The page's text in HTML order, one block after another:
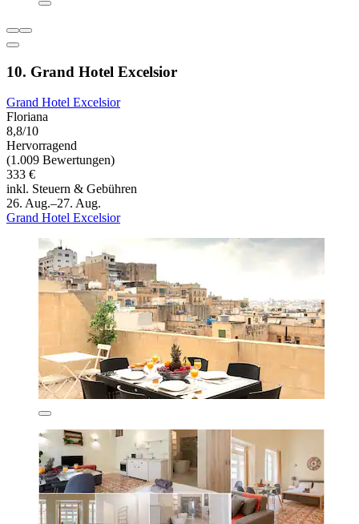
10. Grand Hotel Excelsior
Grand Hotel Excelsior
Floriana
8,8/10
Hervorragend
(1.009 Bewertungen)
333 €
inkl. Steuern & Gebühren
26. Aug.–27. Aug.
Grand Hotel Excelsior